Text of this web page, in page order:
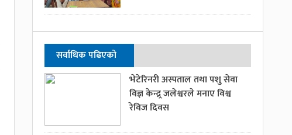
सर्वाधिक पढिएको
भेटेरिनरी अस्पताल तथा पशु सेवा
विज्ञ केन्द्र्र जलेश्वरले मनाए विश्व
रेविज दिवस